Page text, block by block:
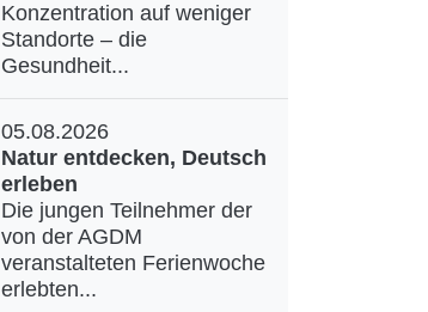
Konzentration auf weniger
Standorte – die
Gesundheit...
05.08.2026
Natur entdecken, Deutsch
erleben
Die jungen Teilnehmer der
von der AGDM
veranstalteten Ferienwoche
erlebten...